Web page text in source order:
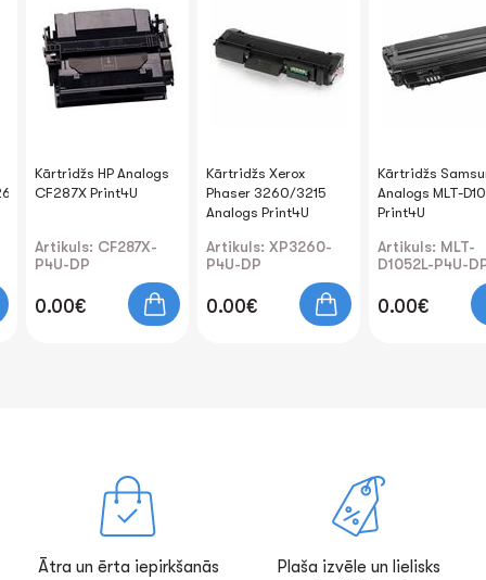
728
Kārtridžs HP Analogs
CF287X Print4U
Artikuls: CF287X-
P4U-DP
0.00€
Kārtridžs Xerox
Phaser 3260/3215
Analogs Print4U
Artikuls: XP3260-
P4U-DP
0.00€
Kārtridžs
Analogs MLT-
Print4U
Artikuls: MLT-
D1052L-P4U-
0.00€
Ātra un ērta iepirkšanās
Plaša izvēle un lielisks